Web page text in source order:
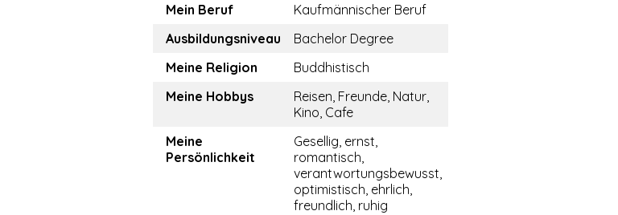
Mein Beruf
Kaufmännischer Beruf
Ausbildungsniveau
Bachelor Degree
Meine Religion
Buddhistisch
Meine Hobbys
Reisen, Freunde, Natur,
Kino, Cafe
Meine
Persönlichkeit
Gesellig, ernst,
romantisch,
verantwortungsbewusst,
optimistisch, ehrlich,
freundlich, ruhig